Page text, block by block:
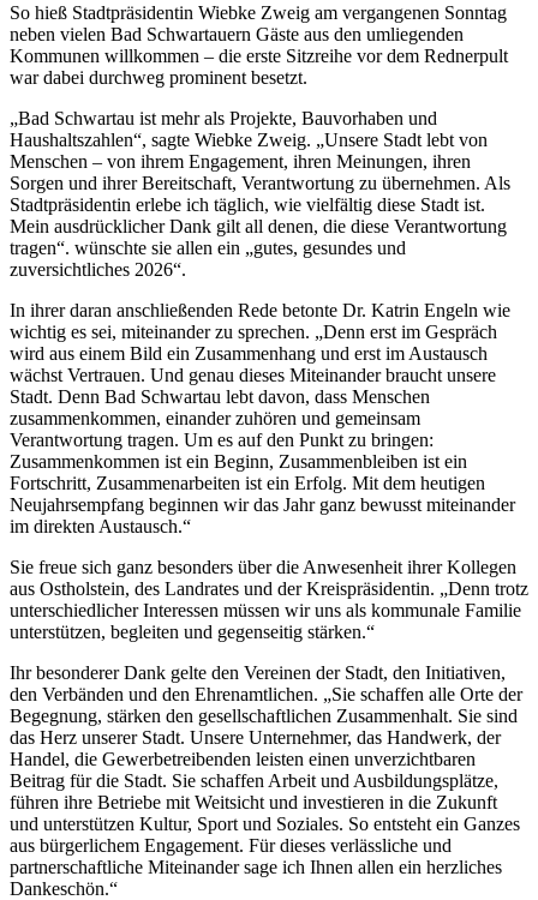
So hieß Stadtpräsidentin Wiebke Zweig am vergangenen Sonntag
neben vielen Bad Schwartauern Gäste aus den umliegenden
Kommunen willkommen – die erste Sitzreihe vor dem Rednerpult
war dabei durchweg prominent besetzt.
„Bad Schwartau ist mehr als Projekte, Bauvorhaben und
Haushaltszahlen“, sagte Wiebke Zweig. „Unsere Stadt lebt von
Menschen – von ihrem Engagement, ihren Meinungen, ihren
Sorgen und ihrer Bereitschaft, Verantwortung zu übernehmen. Als
Stadtpräsidentin erlebe ich täglich, wie vielfältig diese Stadt ist.
Mein ausdrücklicher Dank gilt all denen, die diese Verantwortung
tragen“. wünschte sie allen ein „gutes, gesundes und
zuversichtliches 2026“.
In ihrer daran anschließenden Rede betonte Dr. Katrin Engeln wie
wichtig es sei, miteinander zu sprechen. „Denn erst im Gespräch
wird aus einem Bild ein Zusammenhang und erst im Austausch
wächst Vertrauen. Und genau dieses Miteinander braucht unsere
Stadt. Denn Bad Schwartau lebt davon, dass Menschen
zusammenkommen, einander zuhören und gemeinsam
Verantwortung tragen. Um es auf den Punkt zu bringen:
Zusammenkommen ist ein Beginn, Zusammenbleiben ist ein
Fortschritt, Zusammenarbeiten ist ein Erfolg. Mit dem heutigen
Neujahrsempfang beginnen wir das Jahr ganz bewusst miteinander
im direkten Austausch.“
Sie freue sich ganz besonders über die Anwesenheit ihrer Kollegen
aus Ostholstein, des Landrates und der Kreispräsidentin. „Denn trotz
unterschiedlicher Interessen müssen wir uns als kommunale Familie
unterstützen, begleiten und gegenseitig stärken.“
Ihr besonderer Dank gelte den Vereinen der Stadt, den Initiativen,
den Verbänden und den Ehrenamtlichen. „Sie schaffen alle Orte der
Begegnung, stärken den gesellschaftlichen Zusammenhalt. Sie sind
das Herz unserer Stadt. Unsere Unternehmer, das Handwerk, der
Handel, die Gewerbetreibenden leisten einen unverzichtbaren
Beitrag für die Stadt. Sie schaffen Arbeit und Ausbildungsplätze,
führen ihre Betriebe mit Weitsicht und investieren in die Zukunft
und unterstützen Kultur, Sport und Soziales. So entsteht ein Ganzes
aus bürgerlichem Engagement. Für dieses verlässliche und
partnerschaftliche Miteinander sage ich Ihnen allen ein herzliches
Dankeschön.“